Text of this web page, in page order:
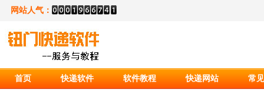
网站人气：
首页 快递软件 软件教程 快递网站 常